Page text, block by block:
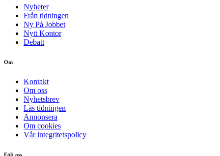
Nyheter
Från tidningen
Ny På Jobbet
Nytt Kontor
Debatt
Om
Kontakt
Om oss
Nyhetsbrev
Läs tidningen
Annonsera
Om cookies
Vår integritetspolicy
Följ oss